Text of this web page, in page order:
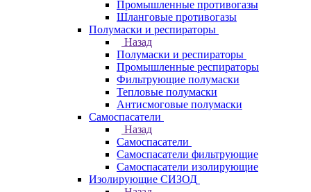
Промышленные противогазы
Шланговые противогазы
Полумаски и респираторы
Назад
Полумаски и респираторы
Промышленные респираторы
Фильтрующие полумаски
Тепловые полумаски
Антисмоговые полумаски
Самоспасатели
Назад
Самоспасатели
Самоспасатели фильтрующие
Самоспасатели изолирующие
Изолирующие СИЗОД